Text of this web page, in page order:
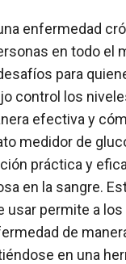
enfermedad
en todo el
para
control los
efectiva y
medidor de
práctica y
en la sangre.
usar permite a
de
en una